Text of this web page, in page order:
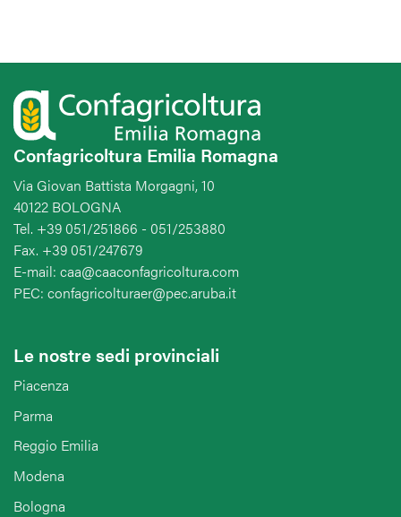
Confagricoltura Emilia Romagna
Via Giovan Battista Morgagni, 10
40122 BOLOGNA
Tel. +39 051/251866 - 051/253880
Fax. +39 051/247679
E-mail: caa@caaconfagricoltura.com
PEC: confagricolturaer@pec.aruba.it
Le nostre sedi provinciali
Piacenza
Parma
Reggio Emilia
Modena
Bologna